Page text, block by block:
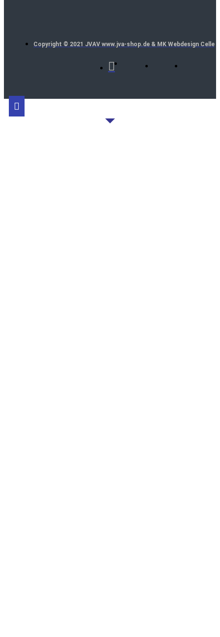
Copyright © 2021 JVAV www.jva-shop.de & MK Webdesign Celle